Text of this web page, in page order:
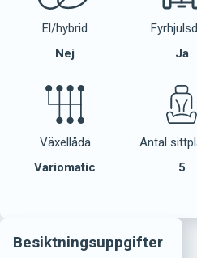
El/hybrid
Nej
Ja
Växellåda
Variomatic
Antal
5
Besiktningsuppgifter